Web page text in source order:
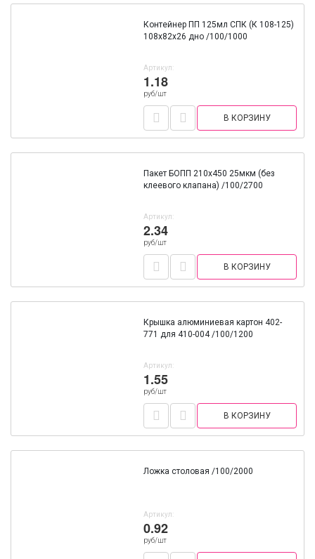
Контейнер ПП 125мл СПК (К 108-125)
108х82х26 дно /100/1000
Артикул:
1.18
руб/шт
В КОРЗИНУ
Пакет БОПП 210х450 25мкм (без
клеевого клапана) /100/2700
Артикул:
2.34
руб/шт
В КОРЗИНУ
Крышка алюминиевая картон 402-
771 для 410-004 /100/1200
Артикул:
1.55
руб/шт
В КОРЗИНУ
Ложка столовая /100/2000
Артикул:
0.92
руб/шт